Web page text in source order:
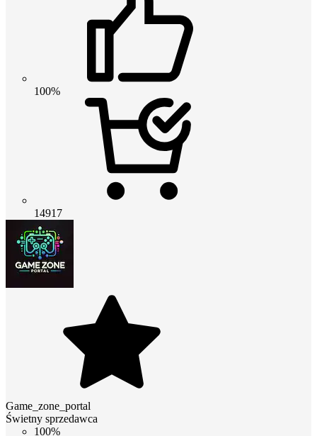
100%
14917
Game_zone_portal
Świetny sprzedawca
100%